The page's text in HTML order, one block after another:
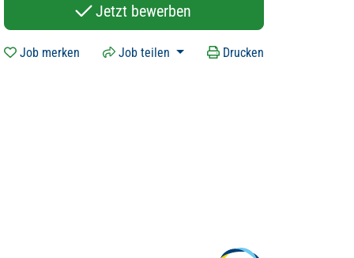
Jetzt bewerben
Job merken Job teilen Drucken